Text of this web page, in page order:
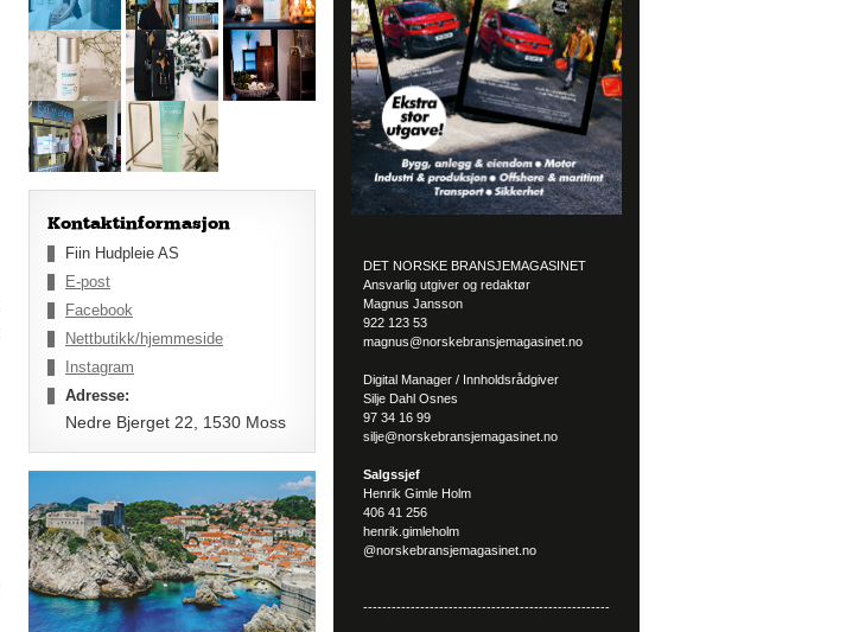
Kontaktinformasjon
Fiin Hudpleie AS
E-post
Facebook
Nettbutikk/hjemmeside
Instagram
Adresse:
Nedre Bjerget 22, 1530 Moss
DET NORSKE BRANSJEMAGASINET
Ansvarlig utgiver og redaktør
Magnus Jansson
922 123 53
magnus@norskebransjemagasinet.no
Digital Manager / Innholdsrådgiver
Silje Dahl Osnes
97 34 16 99
silje@norskebransjemagasinet.no
Salgssjef
Henrik Gimle Holm
406 41 256
henrik.gimleholm
@norskebransjemagasinet.no
----------------------------------------------------